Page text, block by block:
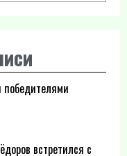
победителями
встретился с